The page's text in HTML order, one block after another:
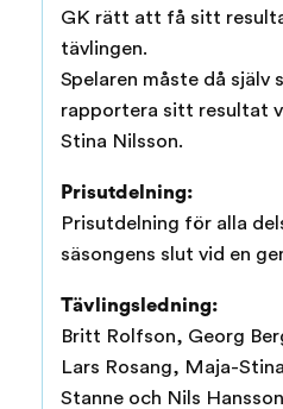
GK rätt att få sitt
tävlingen.
Spelaren måste då själv
rapportera sitt resultat
Stina Nilsson.
Prisutdelning:
Prisutdelning för alla
säsongens slut vid en
Tävlingsledning:
Britt Rolfson, Georg
Lars Rosang, Maja-
Stanne och Nils